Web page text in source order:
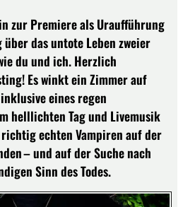
zur Premiere als Uraufführung
das untote Leben zweier
du und ich. Herzlich
Es winkt ein Zimmer auf
eines regen
helllichten Tag und Livemusik
echten Vampiren auf der
– und auf der Suche nach
Sinn des Todes.